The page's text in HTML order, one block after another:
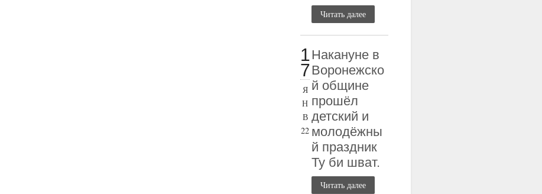
Читать далее
1
7
Я
Н
В
22
Накануне в
Воронежско
й общине
прошёл
детский и
молодёжны
й праздник
Ту би шват.
Читать далее